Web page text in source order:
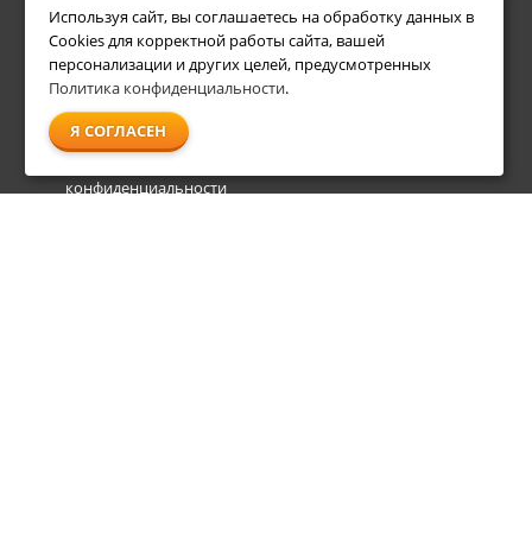
Условия возврата
О компании
Доставка
Оплата
Гарантия и сервис
конфиденциальности
Акции
Используя сайт, вы соглашаетесь на обработку данных в
Cookies для корректной работы сайта, вашей
персонализации и других целей, предусмотренных
Политика конфиденциальности.
Я СОГЛАСЕН